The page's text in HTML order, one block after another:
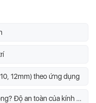
12mm) theo ứng dụng
Kính trang trí có cường lực được không? Độ an toàn của kính trang trí